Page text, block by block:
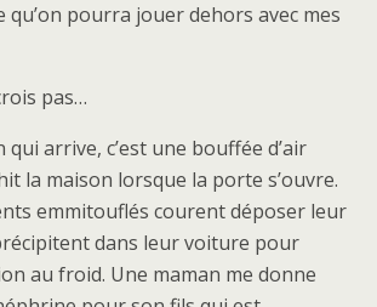
qu’on pourra jouer dehors avec mes
pas…
qui arrive, c’est une bouffée d’air
la maison lorsque la porte s’ouvre.
emmitouflés courent déposer leur
dans leur voiture pour
au froid. Une maman me donne